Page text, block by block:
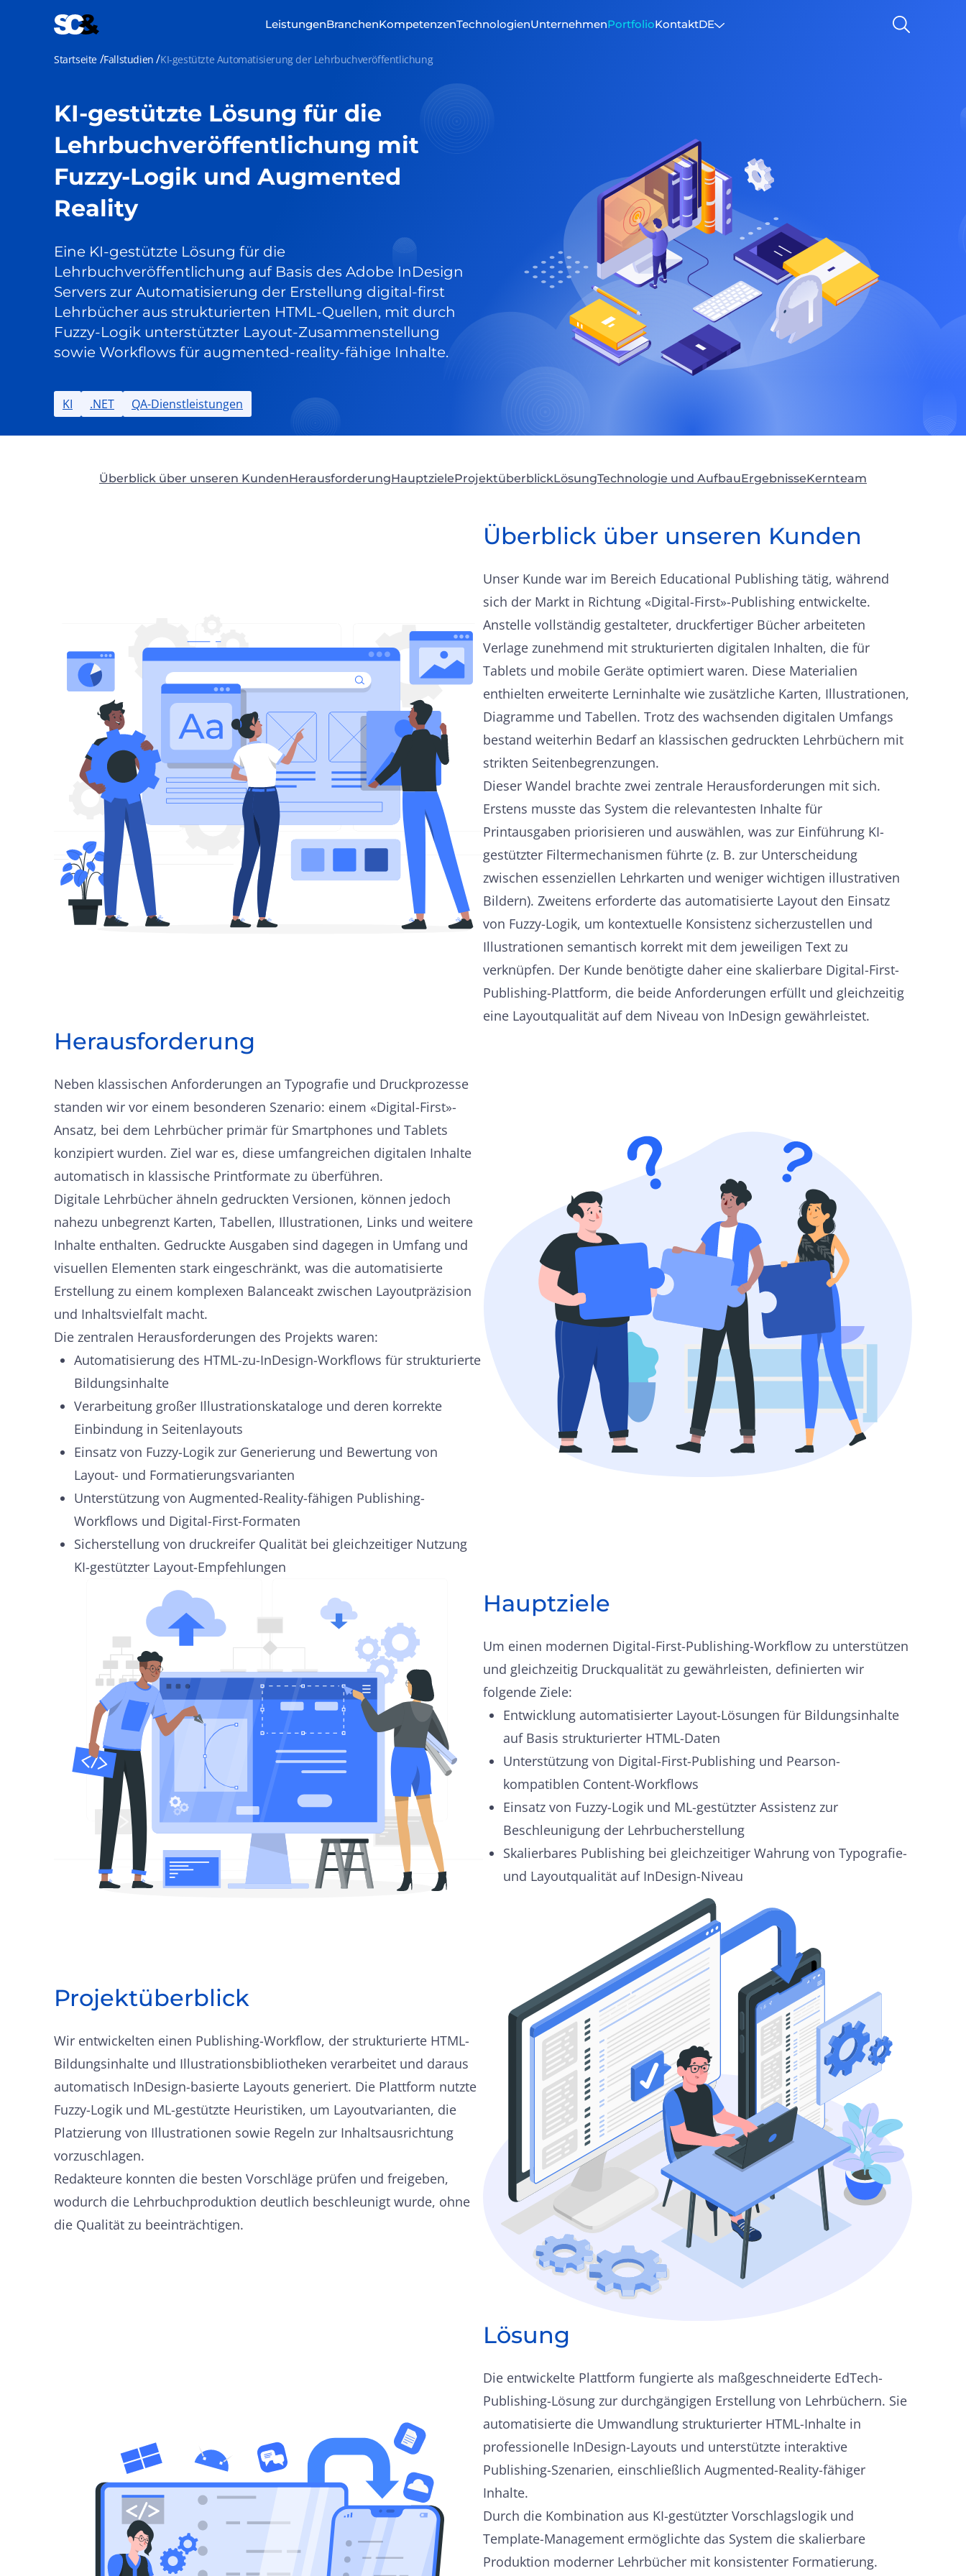
LeistungenBranchenKompetenzenTechnologienUnternehmenPortfolioKontaktDE
Startseite Fallstudien KI-gestützte Automatisierung der Lehrbuchveröffentlichung
KI-gestützte Lösung für die
Lehrbuchveröffentlichung mit
Fuzzy-Logik und Augmented
Reality
Eine KI-gestützte Lösung für die
Lehrbuchveröffentlichung auf Basis des Adobe InDesign
Servers zur Automatisierung der Erstellung digital-first
Lehrbücher aus strukturierten HTML-Quellen, mit durch
Fuzzy-Logik unterstützter Layout-Zusammenstellung
sowie Workflows für augmented-reality-fähige Inhalte.
KI .NET QA-Dienstleistungen
Überblick über unseren KundenHerausforderungHauptzieleProjektüberblickLösungTechnologie und AufbauErgebnisseKernteam
Überblick über unseren Kunden
Unser Kunde war im Bereich Educational Publishing tätig, während
sich der Markt in Richtung «Digital-First»-Publishing entwickelte.
Anstelle vollständig gestalteter, druckfertiger Bücher arbeiteten
Verlage zunehmend mit strukturierten digitalen Inhalten, die für
Tablets und mobile Geräte optimiert waren. Diese Materialien
enthielten erweiterte Lerninhalte wie zusätzliche Karten, Illustrationen,
Diagramme und Tabellen. Trotz des wachsenden digitalen Umfangs
bestand weiterhin Bedarf an klassischen gedruckten Lehrbüchern mit
strikten Seitenbegrenzungen.
Dieser Wandel brachte zwei zentrale Herausforderungen mit sich.
Erstens musste das System die relevantesten Inhalte für
Printausgaben priorisieren und auswählen, was zur Einführung KI-
gestützter Filtermechanismen führte (z. B. zur Unterscheidung
zwischen essenziellen Lehrkarten und weniger wichtigen illustrativen
Bildern). Zweitens erforderte das automatisierte Layout den Einsatz
von Fuzzy-Logik, um kontextuelle Konsistenz sicherzustellen und
Illustrationen semantisch korrekt mit dem jeweiligen Text zu
verknüpfen. Der Kunde benötigte daher eine skalierbare Digital-First-
Publishing-Plattform, die beide Anforderungen erfüllt und gleichzeitig
eine Layoutqualität auf dem Niveau von InDesign gewährleistet.
Herausforderung
Neben klassischen Anforderungen an Typografie und Druckprozesse
standen wir vor einem besonderen Szenario: einem «Digital-First»-
Ansatz, bei dem Lehrbücher primär für Smartphones und Tablets
konzipiert wurden. Ziel war es, diese umfangreichen digitalen Inhalte
automatisch in klassische Printformate zu überführen.
Digitale Lehrbücher ähneln gedruckten Versionen, können jedoch
nahezu unbegrenzt Karten, Tabellen, Illustrationen, Links und weitere
Inhalte enthalten. Gedruckte Ausgaben sind dagegen in Umfang und
visuellen Elementen stark eingeschränkt, was die automatisierte
Erstellung zu einem komplexen Balanceakt zwischen Layoutpräzision
und Inhaltsvielfalt macht.
Die zentralen Herausforderungen des Projekts waren:
Automatisierung des HTML-zu-InDesign-Workflows für strukturierte
Bildungsinhalte
Verarbeitung großer Illustrationskataloge und deren korrekte
Einbindung in Seitenlayouts
Einsatz von Fuzzy-Logik zur Generierung und Bewertung von
Layout- und Formatierungsvarianten
Unterstützung von Augmented-Reality-fähigen Publishing-
Workflows und Digital-First-Formaten
Sicherstellung von druckreifer Qualität bei gleichzeitiger Nutzung
KI-gestützter Layout-Empfehlungen
Hauptziele
Um einen modernen Digital-First-Publishing-Workflow zu unterstützen
und gleichzeitig Druckqualität zu gewährleisten, definierten wir
folgende Ziele:
Entwicklung automatisierter Layout-Lösungen für Bildungsinhalte
auf Basis strukturierter HTML-Daten
Unterstützung von Digital-First-Publishing und Pearson-
kompatiblen Content-Workflows
Einsatz von Fuzzy-Logik und ML-gestützter Assistenz zur
Beschleunigung der Lehrbucherstellung
Skalierbares Publishing bei gleichzeitiger Wahrung von Typografie-
und Layoutqualität auf InDesign-Niveau
Projektüberblick
Wir entwickelten einen Publishing-Workflow, der strukturierte HTML-
Bildungsinhalte und Illustrationsbibliotheken verarbeitet und daraus
automatisch InDesign-basierte Layouts generiert. Die Plattform nutzte
Fuzzy-Logik und ML-gestützte Heuristiken, um Layoutvarianten, die
Platzierung von Illustrationen sowie Regeln zur Inhaltsausrichtung
vorzuschlagen.
Redakteure konnten die besten Vorschläge prüfen und freigeben,
wodurch die Lehrbuchproduktion deutlich beschleunigt wurde, ohne
die Qualität zu beeinträchtigen.
Lösung
Die entwickelte Plattform fungierte als maßgeschneiderte EdTech-
Publishing-Lösung zur durchgängigen Erstellung von Lehrbüchern. Sie
automatisierte die Umwandlung strukturierter HTML-Inhalte in
professionelle InDesign-Layouts und unterstützte interaktive
Publishing-Szenarien, einschließlich Augmented-Reality-fähiger
Inhalte.
Durch die Kombination aus KI-gestützter Vorschlagslogik und
Template-Management ermöglichte das System die skalierbare
Produktion moderner Lehrbücher mit konsistenter Formatierung.